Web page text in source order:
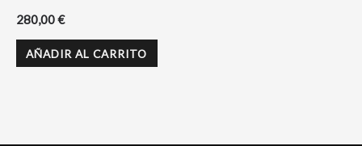
280,00€
AÑADIR AL CARRITO